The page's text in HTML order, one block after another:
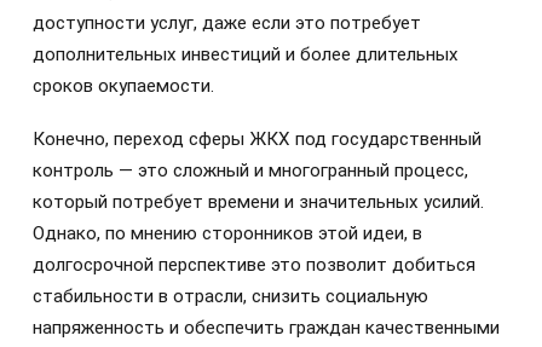
доступности услуг, даже если это потребует
дополнительных инвестиций и более длительных
сроков окупаемости.
Конечно, переход сферы ЖКХ под государственный
контроль — это сложный и многогранный процесс,
который потребует времени и значительных усилий.
Однако, по мнению сторонников этой идеи, в
долгосрочной перспективе это позволит добиться
стабильности в отрасли, снизить социальную
напряженность и обеспечить граждан качественными